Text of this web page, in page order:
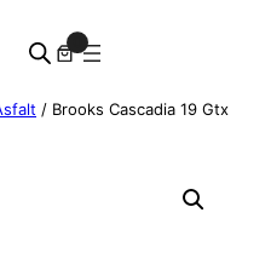
/ Brooks Cascadia 19 Gtx